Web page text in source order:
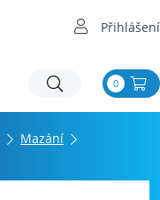
Přihlášení
0
Mazání